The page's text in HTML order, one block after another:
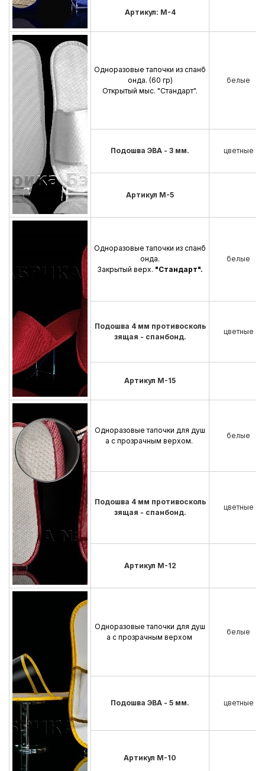
Артикул: М-4
Одноразовые тапочки из спанб
онда. (60 гр)
Открытый мыс. "Стандарт".
белые
Подошва ЭВА - 3 мм. цветные
Артикул М-5
Одноразовые тапочки из спанб
онда.
Закрытый верх. "Стандарт".
белые
Подошва 4 мм противосколь
зящая - спанбонд.
цветные
Артикул М-15
Одноразовые тапочки для душ
а с прозрачным верхом.
белые
Подошва 4 мм противосколь
зящая - спанбонд.
цветные
Артикул М-12
Одноразовые тапочки для душ
а с прозрачным верхом
белые
Подошва ЭВА - 5 мм. цветные
Артикул М-10